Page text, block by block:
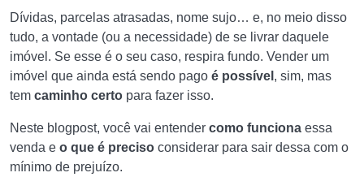
Dívidas, parcelas atrasadas, nome sujo… e, no meio disso
tudo, a vontade (ou a necessidade) de se livrar daquele
imóvel. Se esse é o seu caso, respira fundo. Vender um
imóvel que ainda está sendo pago é possível , sim, mas
tem caminho certo para fazer isso.
Neste blogpost, você vai entender como funciona essa
venda e o que é preciso considerar para sair dessa com o
mínimo de prejuízo.